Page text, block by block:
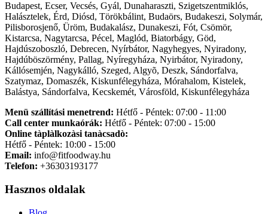
Budapest, Ecser, Vecsés, Gyál, Dunaharaszti, Szigetszentmiklós,
Halásztelek, Érd, Diósd, Törökbálint, Budaörs, Budakeszi, Solymár,
Pilisborosjenő, Üröm, Budakalász, Dunakeszi, Fót, Csömör,
Kistarcsa, Nagytarcsa, Pécel, Maglód, Biatorbágy, Göd,
Hajdúszoboszló, Debrecen, Nyírbátor, Nagyhegyes, Nyiradony,
Hajdúböszörmény, Pallag, Nyíregyháza, Nyirbátor, Nyiradony,
Kállósemjén, Nagykálló, Szeged, Algyõ, Deszk, Sándorfalva,
Szatymaz, Domaszék, Kiskunfélegyháza, Mórahalom, Kistelek,
Balástya, Sándorfalva, Kecskemét, Városföld, Kiskunfélegyháza
Menü szállítási menetrend: Hétfő - Péntek: 07:00 - 11:00
Call center munkaórák: Hétfő - Péntek: 07:00 - 15:00
Online tàplàlkozàsi tanàcsadò:
Hétfő - Péntek: 10:00 - 15:00
Email: info@fitfoodway.hu
Telefon: +36303193177
Hasznos oldalak